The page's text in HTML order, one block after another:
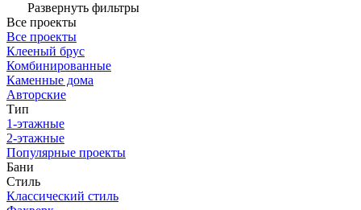
Развернуть фильтры
Все проекты
Все проекты
Клееный брус
Комбинированные
Каменные дома
Авторские
Тип
1-этажные
2-этажные
Популярные проекты
Бани
Стиль
Классический стиль